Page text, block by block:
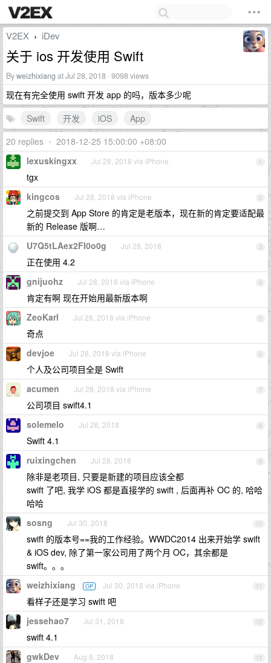
V2EX › iDev
关于 ios 开发使用 Swift
Byweizhixiang at Jul 28, 2018 · 9098 views
现在有完全使用 swift 开发 app 的吗，版本多少呢
Swift
开发 iOS
App
20 replies • 2018-12-25 15:00:00 +08:00
1
lexuskingxx Jul 28, 2018 via iPhone
tgx
2
kingcos Jul 28, 2018 via iPhone
之前提交到 App Store 的肯定是老版本，现在新的肯定要适配最
新的 Release 版啊…
3
U7Q5tLAex2FI0o0g Jul 28, 2018
正在使用 4.2
4
gnijuohz Jul 28, 2018 via iPhone
肯定有啊 现在开始用最新版本啊
5
ZeoKarl Jul 28, 2018 via iPhone
奇点
6
devjoe Jul 28, 2018 via iPhone
个人及公司项目全是 Swift
7
acumen Jul 28, 2018 via iPhone
公司项目 swift4.1
8
solemelo Jul 28, 2018
Swift 4.1
9
ruixingchen Jul 28, 2018
除非是老项目, 只要是新建的项目应该全都
swift 了吧, 我学 iOS 都是直接学的 swift , 后面再补 OC 的, 哈哈
哈哈
10
sosng Jul 30, 2018
swift 的版本号==我的工作经验。WWDC2014 出来开始学 swift
& iOS dev, 除了第一家公司用了两个月 OC，其余都是
swift。。。
11
weizhixiang OP Jul 30, 2018 via iPhone
看样子还是学习 swift 吧
12
jessehao7 Jul 31, 2018
swift 4.1
13
gwkDev Aug 8, 2018